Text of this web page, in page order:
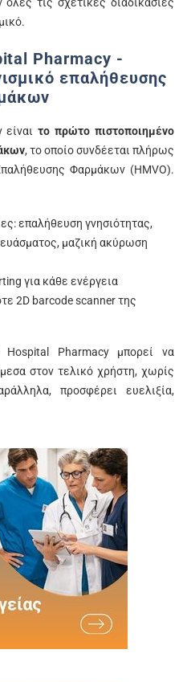
τις σχετικές διαδικασίες
Pharmacy -
επαλήθευσης
είναιτο πρώτο πιστοποιημένο
, το οποίο συνδέεται πλήρως
Φαρμάκων (HMVO).
επαλήθευση γνησιότητας,
μαζική ακύρωση
για κάθε ενέργεια
2D barcode scanner της
Pharmacy μπορεί να
στον τελικό χρήστη, χωρίς
προσφέρει ευελιξία,